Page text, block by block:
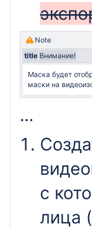
Note
title Внимание!
Маска будет
маски на
...
с
лица